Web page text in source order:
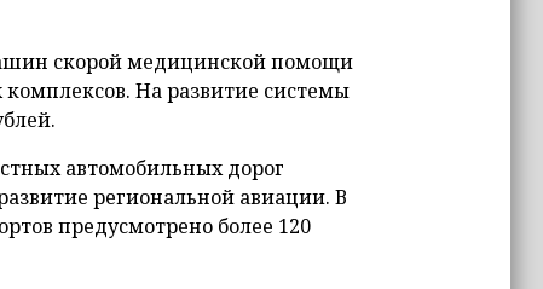
скорой медицинской помощи
На развитие системы
автомобильных дорог
региональной авиации. В
предусмотрено более 120